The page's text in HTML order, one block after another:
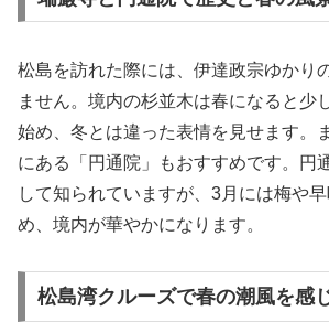
松島を訪れた際には、伊達政宗ゆかり
ません。境内の杉並木は春になると少
始め、冬とは違った表情を見せます。
にある「円通院」もおすすめです。円
して知られていますが、3月には梅や
め、境内が華やかになります。
松島湾クルーズで春の潮風を感